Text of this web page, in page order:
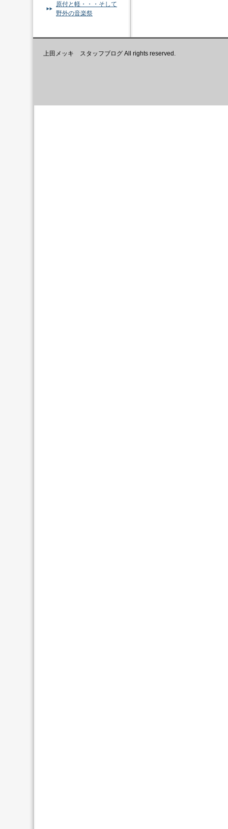
原付と軽・・・そして
野外の音楽祭
上田メッキ スタッフブログ All rights reserved.